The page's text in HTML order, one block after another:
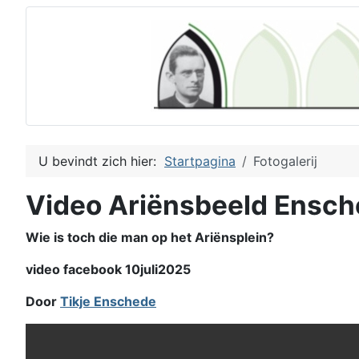
U bevindt zich hier: Startpagina Fotogalerij
Video Ariënsbeeld
Wie is toch die man op het Ariënsplein?
video facebook 10juli2025
Door Tikje Enschede